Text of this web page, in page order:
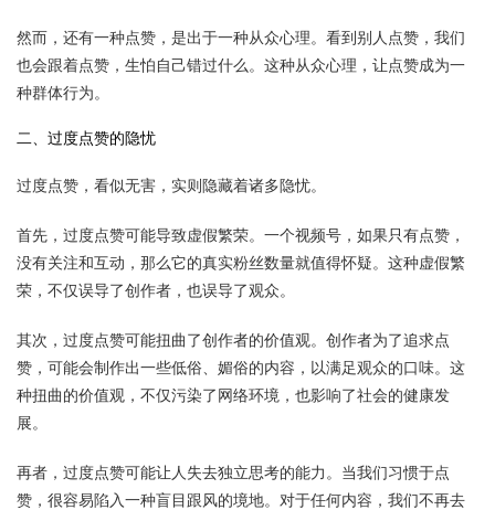
然而，还有一种点赞，是出于一种从众心理。看到别人点赞，我们
也会跟着点赞，生怕自己错过什么。这种从众心理，让点赞成为一
种群体行为。
二、过度点赞的隐忧
过度点赞，看似无害，实则隐藏着诸多隐忧。
首先，过度点赞可能导致虚假繁荣。一个视频号，如果只有点赞，
没有关注和互动，那么它的真实粉丝数量就值得怀疑。这种虚假繁
荣，不仅误导了创作者，也误导了观众。
其次，过度点赞可能扭曲了创作者的价值观。创作者为了追求点
赞，可能会制作出一些低俗、媚俗的内容，以满足观众的口味。这
种扭曲的价值观，不仅污染了网络环境，也影响了社会的健康发
展。
再者，过度点赞可能让人失去独立思考的能力。当我们习惯于点
赞，很容易陷入一种盲目跟风的境地。对于任何内容，我们不再去